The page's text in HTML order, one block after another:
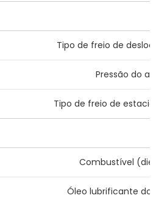
Tipo de freio de
Pressão do ar
Tipo de freio de
Combustível
Óleo lubrificante do